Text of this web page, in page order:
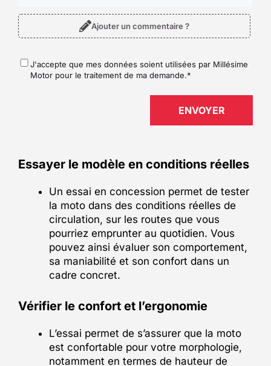
Ajouter un commentaire ?
RGPD*
J'accepte que mes données soient utilisées par Millésime
Motor pour le traitement de ma demande.*
Essayer le modèle en conditions réelles
Un essai en concession permet de tester
la moto dans des conditions réelles de
circulation, sur les routes que vous
pourriez emprunter au quotidien. Vous
pouvez ainsi évaluer son comportement,
sa maniabilité et son confort dans un
cadre concret.
Vérifier le confort et l’ergonomie
L’essai permet de s’assurer que la moto
est confortable pour votre morphologie,
notamment en termes de hauteur de